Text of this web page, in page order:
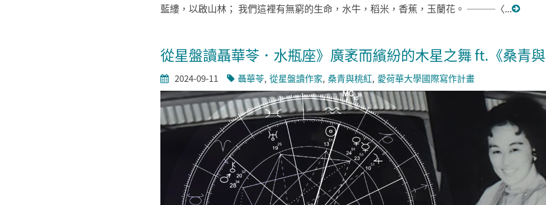
藍縷，以啟山林； 我們這裡有無窮的生命，水牛，稻米，香蕉，玉蘭花。 ───〈...
從星盤讀聶華苓．水瓶座》廣袤而繽紛的木星之舞 ft.《桑青與
2024-09-11 聶華苓 從星盤讀作家 桑青與桃紅 愛荷華大學國際寫作計畫